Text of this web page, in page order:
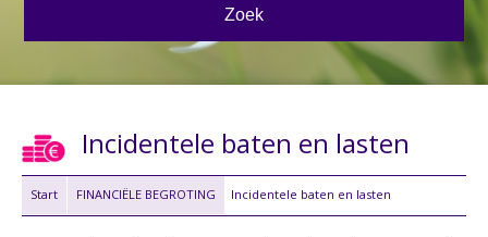
Incidentele baten en lasten
Start FINANCIËLE BEGROTING Incidentele baten en lasten